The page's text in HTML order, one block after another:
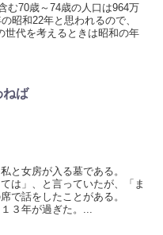
む70歳～74歳の人口は964万
昭和22年と思われるので、
世代を考えるときは昭和の年
ねば
と女房が入る墓である。
は」、と言っていたが、「ま
席で話をしたことがある。
３年が過ぎた。...